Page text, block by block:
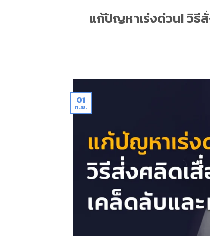
แก้ปัญหาเร่งด่วน! วิธี
01
ก.ย.